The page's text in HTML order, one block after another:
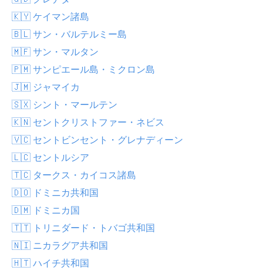
🇰🇾 ケイマン諸島
🇧🇱 サン・バルテルミー島
🇲🇫 サン・マルタン
🇵🇲 サンピエール島・ミクロン島
🇯🇲 ジャマイカ
🇸🇽 シント・マールテン
🇰🇳 セントクリストファー・ネビス
🇻🇨 セントビンセント・グレナディーン
🇱🇨 セントルシア
🇹🇨 タークス・カイコス諸島
🇩🇴 ドミニカ共和国
🇩🇲 ドミニカ国
🇹🇹 トリニダード・トバゴ共和国
🇳🇮 ニカラグア共和国
🇭🇹 ハイチ共和国